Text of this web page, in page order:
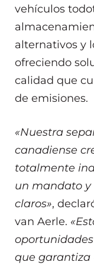
vehículos
alternativos y
ofreciendo
calidad que
de emisiones.
«Nuestra
canadiense
totalmente
un mandato y
claros»,
van Aerle.
que